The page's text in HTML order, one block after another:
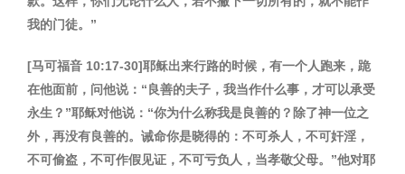
我的门徒。 ”
[马可福音10:17-30]耶稣出来行路的时候，有一个人跑来，跪
在他面前，问他说： “良善的夫子，我当作什么事，才可以承受
永生？ ”耶稣对他说： “你为什么称我是良善的？除了神一位之
外，再没有良善的。诫命你是晓得的：不可杀人，不可奸淫，
不可偷盗，不可作假见证，不可亏负人，当孝敬父母。 ”他对耶